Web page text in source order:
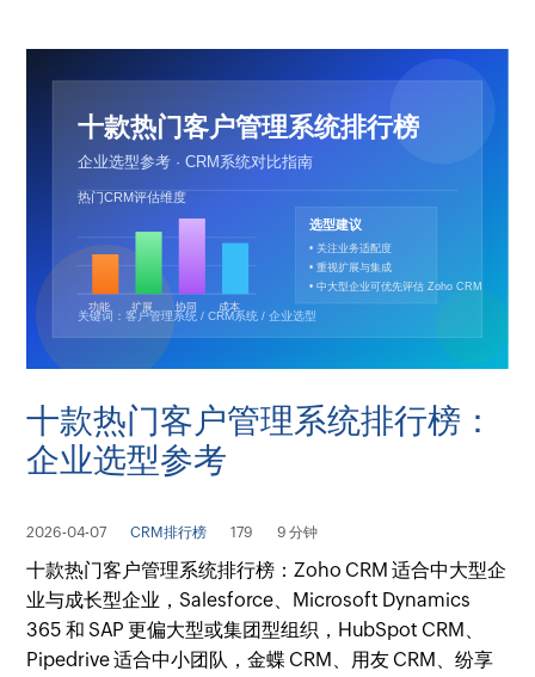
十款热门客户管理系统排行榜：
企业选型参考
2026-04-07 CRM排行榜 179 9 分钟
十款热门客户管理系统排行榜：Zoho CRM 适合中大型企
业与成长型企业，Salesforce、Microsoft Dynamics
365 和 SAP 更偏大型或集团型组织，HubSpot CRM、
Pipedrive 适合中小团队，金蝶 CRM、用友 CRM、纷享